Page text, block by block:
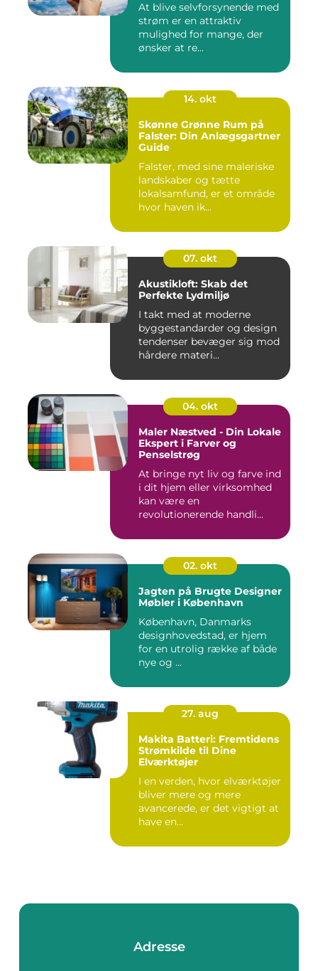
At blive selvforsynende med
strøm er en attraktiv
mulighed for mange, der
ønsker at re...
14. okt
Skønne Grønne Rum på
Falster: Din Anlægsgartner
Guide
Falster, med sine maleriske
landskaber og tætte
lokalsamfund, er et område
hvor haven ik...
07. okt
Akustikloft: Skab det
Perfekte Lydmiljø
I takt med at moderne
byggestandarder og design
tendenser bevæger sig mod
hårdere materi...
04. okt
Maler Næstved - Din Lokale
Ekspert i Farver og
Penselstrøg
At bringe nyt liv og farve ind
i dit hjem eller virksomhed
kan være en
revolutionerende handli...
02. okt
Jagten på Brugte Designer
Møbler i København
København, Danmarks
designhovedstad, er hjem
for en utrolig række af både
nye og ...
27. aug
Makita Batteri: Fremtidens
Strømkilde til Dine
Elværktøjer
I en verden, hvor elværktøjer
bliver mere og mere
avancerede, er det vigtigt at
have en...
Adresse